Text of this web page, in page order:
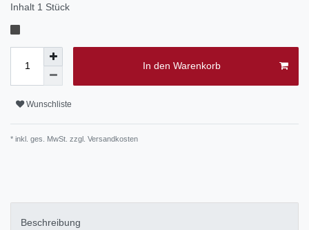
Inhalt 1 Stück
In den Warenkorb
Wunschliste
* inkl. ges. MwSt. zzgl. Versandkosten
Beschreibung